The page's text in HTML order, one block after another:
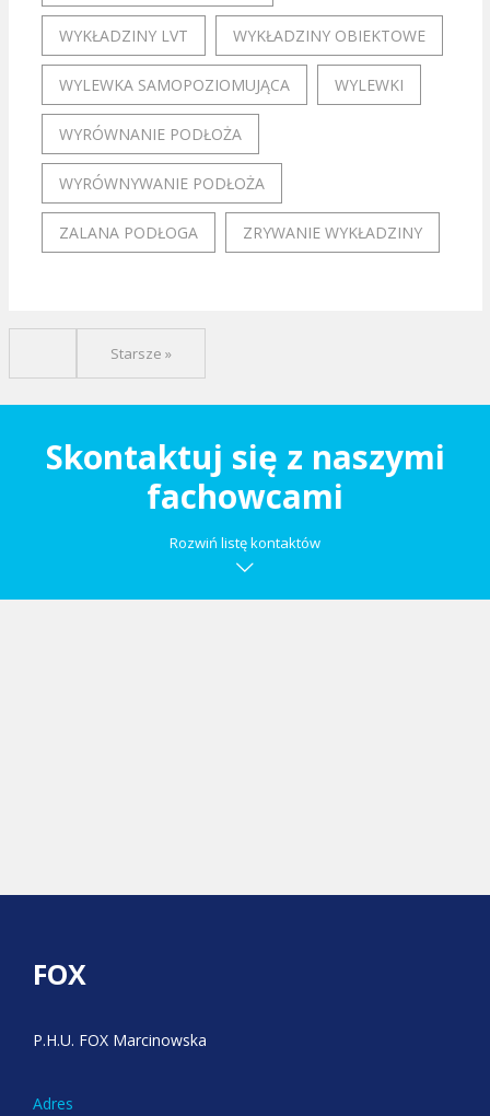
WYKŁADZINY LVT WYKŁADZINY OBIEKTOWE
WYLEWKA SAMOPOZIOMUJĄCA WYLEWKI
WYRÓWNANIE PODŁOŻA
WYRÓWNYWANIE PODŁOŻA
ZALANA PODŁOGA ZRYWANIE WYKŁADZINY
Starsze »
Skontaktuj się z naszymi
fachowcami
Rozwiń listę kontaktów
FOX
P.H.U. FOX Marcinowska
Adres